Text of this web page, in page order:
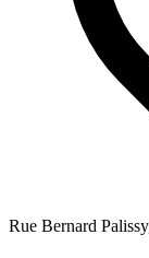
Rue Bernard